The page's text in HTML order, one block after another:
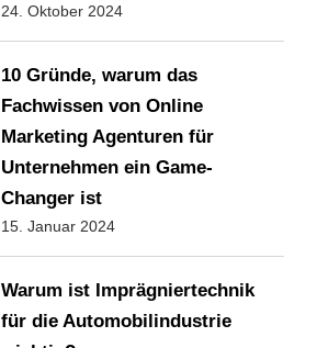
24. Oktober 2024
10 Gründe, warum das
Fachwissen von Online
Marketing Agenturen für
Unternehmen ein Game-
Changer ist
15. Januar 2024
Warum ist Imprägniertechnik
für die Automobilindustrie